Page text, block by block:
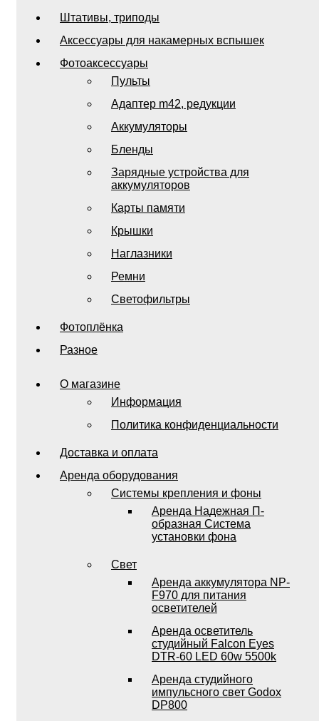
Штативы, триподы
Аксессуары для накамерных вспышек
Фотоаксессуары
Пульты
Адаптер m42, редукции
Аккумуляторы
Бленды
Зарядные устройства для
аккумуляторов
Карты памяти
Крышки
Наглазники
Ремни
Светофильтры
Фотоплёнка
Разное
О магазине
Информация
Политика конфиденциальности
Доставка и оплата
Аренда оборудования
Системы крепления и фоны
Аренда Надежная П-
образная Система
установки фона
Свет
Аренда аккумулятора NP-
F970 для питания
осветителей
Аренда осветитель
студийный Falcon Eyes
DTR-60 LED 60w 5500k
Аренда студийного
импульсного свет Godox
DP800